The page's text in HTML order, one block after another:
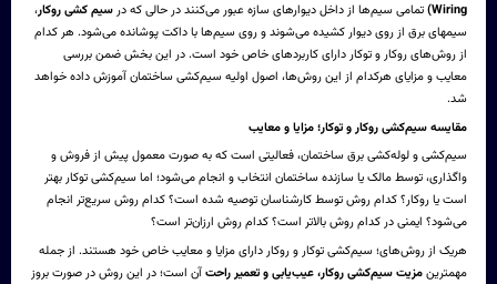
Wiring) تمامی سیم‌ها از داخل دیوارهای سازه عبور می‌کنند در حالی که درسیم کشی روکار،
سیمهای برق از روی دیوار کشیده می‌شوند و روی سیم‌ها با داکت پوشانده می‌شود. هر کدام
از روش‌های روکار و توکار دارای کاربردهای خاص خود است. در این بخش ضمن بررسی
معایب و مزایای هرکدام از این روش‌ها، اصول اولیه سیم‌‌کشی ساختمان آموزش داده خواهد
شد.
مقایسه سیم‌کشی روکار و توکار؛ مزایا و معایب
سیم‌کشی و لوله‌کشی برق ساختمان، فعالیتی است که به صورت معمول پیش از فروش و
واگذاری، توسط مالک یا سازنده ساختمان انتخاب و انجام می‌شود؛ اما سیم‌کشی توکار بهتر
است یا روکار؟ کدام روش توسط کارشناسان توصیه شده است؟ کدام روش سریع‌تر انجام
می‌شود؟ ایمنی در کدام روش بالاتر است؟ کدام روش ارزان‌تر است؟
هریک از روش‌های؛ سیم‌کشی توکار و روکار دارای مزایا و معایب خاص خود هستند. از جمله
مهمترینمزیت سیم‌کشی روکار، عیب‌یابی و تعمیر راحتآن است؛ در این روش در صورت بروز